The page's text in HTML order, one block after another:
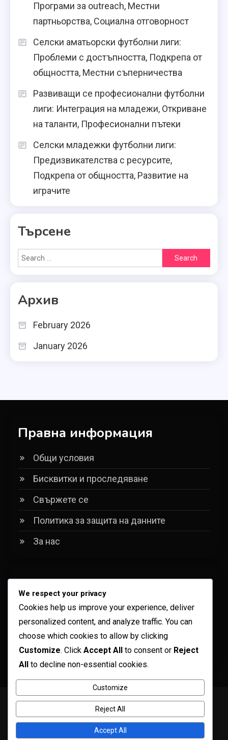
Програми за outreach, Местни
партньорства, Социална отговорност
Селски аматьорски футболни лиги:
Проблеми с достъпността, Подкрепа от
общността, Местни съперничества
Развиващи се професионални футболни
лиги: Интеграция на младежи, Откриване
на таланти, Професионални пътеки
Селски младежки футболни лиги:
Предизвикателства с ресурсите,
Подкрепа от общността, Развитие на
играчите
Търсене
Search
for:
Архив
February 2026
January 2026
Правна информация
Общи условия
Бисквитки и проследяване
Свържете се
Политика за защита на данните
За нас
Категории
Аматьорски футболни лиги
Лиги по футбол за младежи
Професионални футболни лиги
Copyright © ogma blog 2026Proudly powered by WordPress
Theme: ogma-blog byMystery Themes
Бисквитки и проследяване
We respect your privacy
Cookies help us improve your experience, deliver
personalized content, and analyze traffic. You can
choose which cookies to allow by clicking
Customize. Click Accept All to consent or Reject
All to decline non-essential cookies.
Customize
Reject All
Accept All